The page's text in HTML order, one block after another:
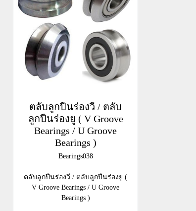
ตลับลูกปืนร่องวี / ตลับ
ลูกปืนร่องยู ( V Groove
Bearings / U Groove
Bearings )
Bearings038
ตลับลูกปืนร่องวี / ตลับลูกปืนร่องยู (
V Groove Bearings / U Groove
Bearings )